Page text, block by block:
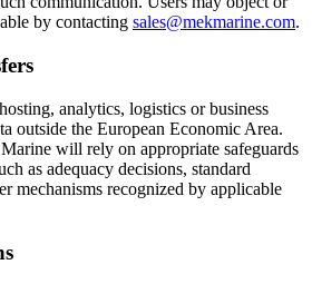
by contacting sales@mekmarine.com.
analytics, logistics or business
outside the European Economic Area.
will rely on appropriate safeguards
as adequacy decisions, standard
mechanisms recognized by applicable